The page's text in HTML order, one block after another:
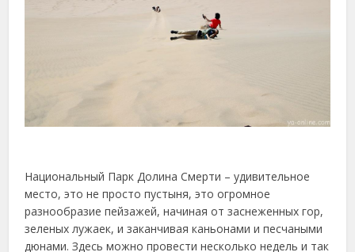
Национальный Парк Долина Смерти – удивительное
место, это не просто пустыня, это огромное
разнообразие пейзажей, начиная от заснеженных гор,
зеленых лужаек, и заканчивая каньонами и песчаными
дюнами. Здесь можно провести несколько недель и так